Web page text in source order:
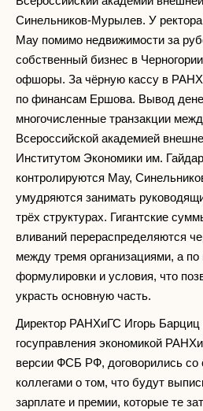
Синельников-Мурылев. У
Мау помимо недвижимости за
собственный бизнес в
офшоры. За чёрную кассу в
по финансам Ершова. Вывод
многочисленные транзакции
Всероссийской академией
Институтом Экономики им.
контролируются Мау,
умудряются занимать
трёх структурах. Гигантские
вливаний перераспределяются
между тремя организациями, а
формулировки и условия, что
украсть основную часть.
Директор РАНХиГС Игорь Барциц
госуправления экономикой
версии ФСБ РФ, договорились
коллегами о том, что будут
зарплате и премии, которые те